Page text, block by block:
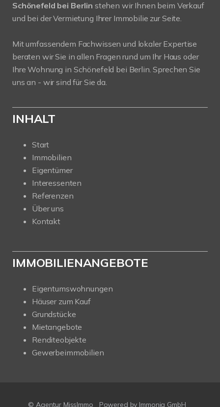
Schönefeld bei Berlin stehen wir Ihnen beim Verkauf
und bei der Vermietung Ihrer Immobilie zur Seite.
Mit umfassendem Fachwissen und lokaler Expertise
beraten wir Sie in allen Fragen rund um Ihr Haus oder
Ihre Wohnung in Schönefeld bei Berlin. Sprechen Sie
uns an - wir sind für Sie da.
INHALT
Start
Immobilien
Eigentümer
Interessenten
Referenzen
Über uns
Kontakt
IMMOBILIENANGEBOTE
Eigentumswohnungen
Häuser zum Kauf
Grundstücke
Mietangebote
Renditeobjekte
Gewerbeimmobilien
© Agentur MissImmo Powered by Immonia GmbH